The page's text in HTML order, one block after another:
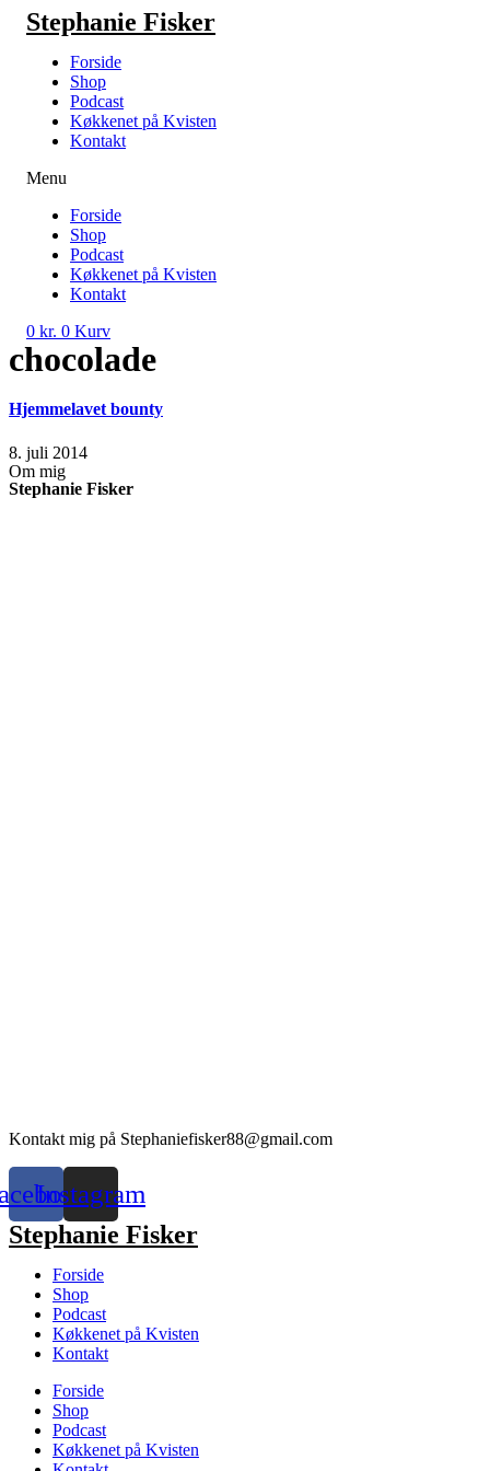
Videre
indhold
Stephanie Fisker
Forside
Shop
Podcast
Køkkenet på Kvisten
Kontakt
Menu
Forside
Shop
Podcast
Køkkenet på Kvisten
Kontakt
0 kr. 0 Kurv
chocolade
Hjemmelavet bounty
8. juli 2014
Om mig
Stephanie Fisker
Kontakt mig på Stephaniefisker88@gmail.com
Instagram
Stephanie Fisker
Forside
Shop
Podcast
Køkkenet på Kvisten
Kontakt
Forside
Shop
Podcast
Køkkenet på Kvisten